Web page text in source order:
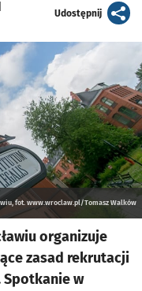
Udostępnijartykuł
fot. www.wroclaw.pl/Tomasz Walków
organizuje
zasad rekrutacji
w